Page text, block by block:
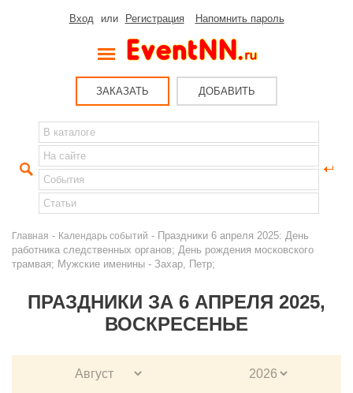
Вход или Регистрация Напомнить пароль
ЗАКАЗАТЬ ДОБАВИТЬ
Главная - Календарь событий - Праздники 6 апреля 2025: День
работника следственных органов; День рождения московского
трамвая; Мужские именины - Захар, Петр;
ПРАЗДНИКИ ЗА 6 АПРЕЛЯ 2025,
ВОСКРЕСЕНЬЕ